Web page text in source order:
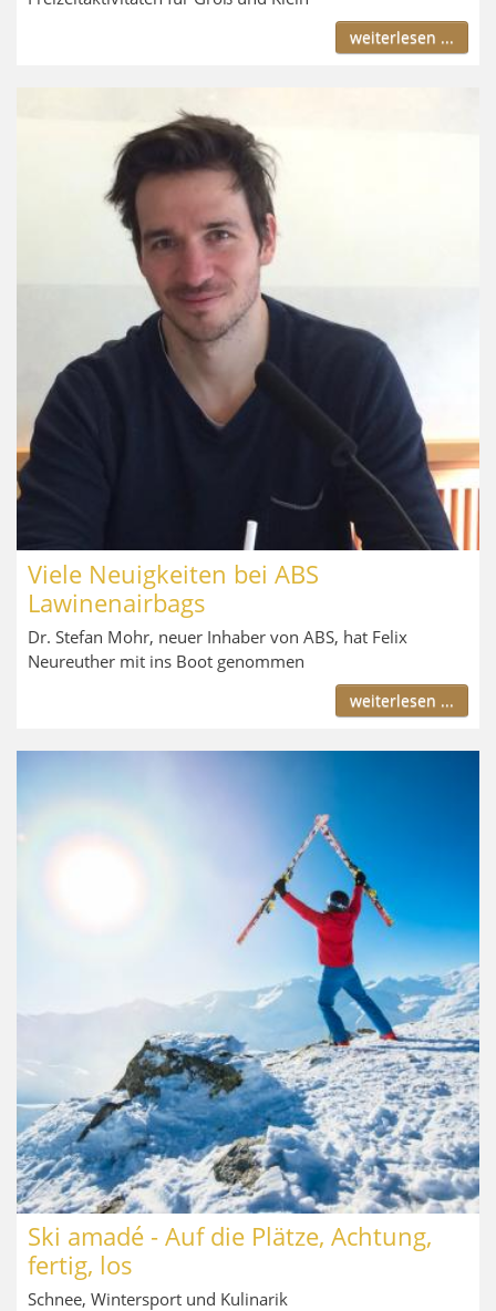
weiterlesen ...
Viele Neuigkeiten bei ABS
Lawinenairbags
Dr. Stefan Mohr, neuer Inhaber von ABS, hat Felix
Neureuther mit ins Boot genommen
weiterlesen ...
Ski amadé - Auf die Plätze, Achtung,
fertig, los
Schnee, Wintersport und Kulinarik